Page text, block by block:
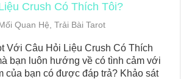
Tarot Reader Nhưng Không Thấy Thỏa
– Lá Số 70: Heaven
– Lá Số 69: Contemplation
– Lá Số 68: Drop Into Your Heart
Crush Có Thích Tôi?
Quan Hệ,Trải Bài Tarot
Với Câu Hỏi Liệu Crush Có Thích
bạn luôn hướng về có tình cảm với
của bạn có được đáp trả? Khảo sát